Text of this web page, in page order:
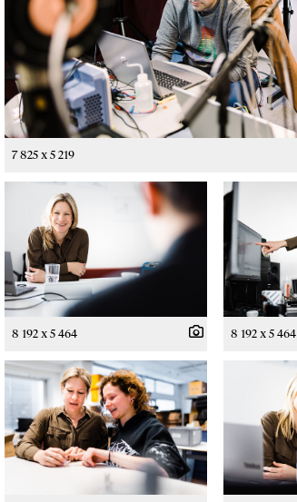
7 825 x 5 219
8 192 x 5 464 8 192 x 5 464